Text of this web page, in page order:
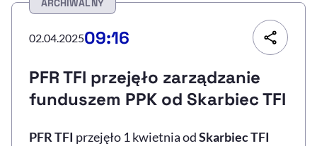
ARCHIWALNY
02.04.202509:16
PFR TFI przejęło zarządzanie
funduszem PPK od Skarbiec TFI
PFR TFI przejęło 1 kwietnia odSkarbiec TFI